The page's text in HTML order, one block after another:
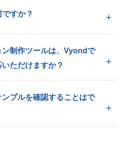
すか？
ン制作ツールは、Vyondで
ただけますか？
プルを確認することはで